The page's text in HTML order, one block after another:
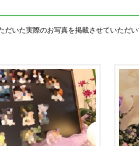
だいた実際のお写真を掲載させていただ